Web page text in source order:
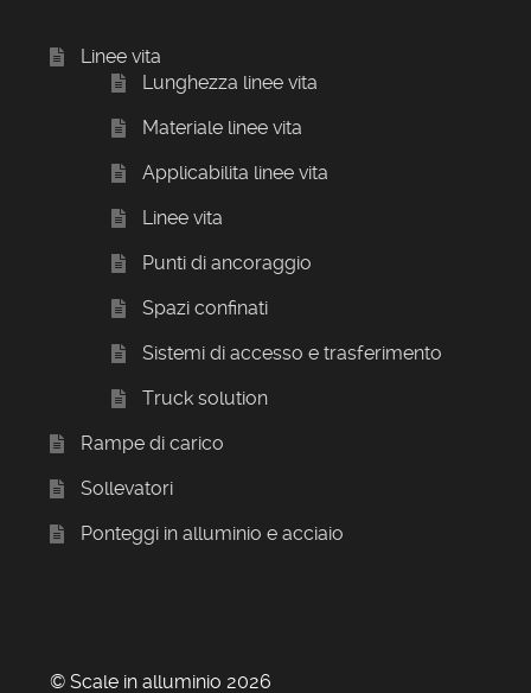
Linee vita
Lunghezza linee vita
Materiale linee vita
Applicabilita linee vita
Linee vita
Punti di ancoraggio
Spazi confinati
Sistemi di accesso e trasferimento
Truck solution
Rampe di carico
Sollevatori
Ponteggi in alluminio e acciaio
© Scale in alluminio 2026